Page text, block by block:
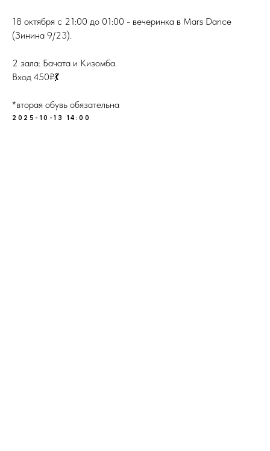
18 октября с 21:00 до 01:00 - вечеринка в Mars Dance
(Зинина 9/23).
2 зала: Бачата и Кизомба.
Вход 450₽💃
*вторая обувь обязательна
2025-10-13 14:00